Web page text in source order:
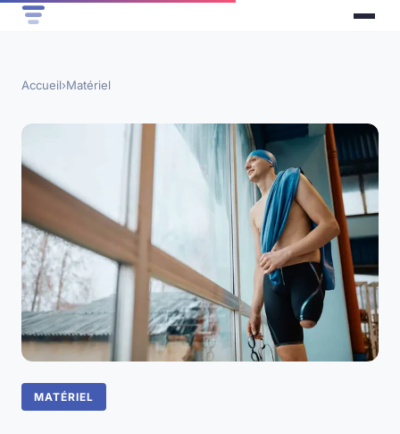
Accueil›Matériel
MATÉRIEL